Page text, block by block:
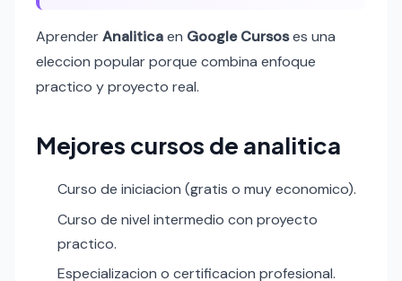
AprenderAnaliticaen Google Cursoses una
eleccion popular porque combina enfoque
practico y proyecto real.
Mejores cursos de analitica
Curso de iniciacion (gratis o muy economico).
Curso de nivel intermedio con proyecto
practico.
Especializacion o certificacion profesional.